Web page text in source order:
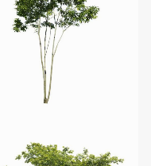
無料ダウンロード